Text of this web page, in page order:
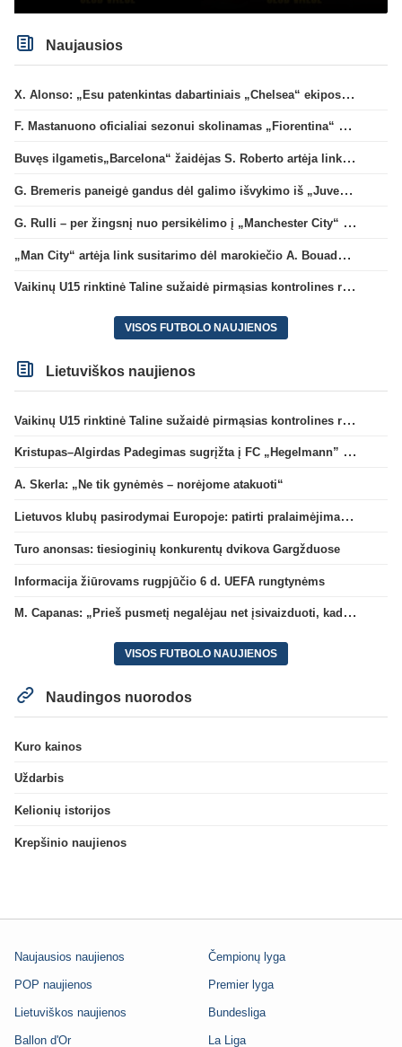
Naujausios
X. Alonso: „Esu patenkintas dabartiniais „Chelsea“ ekipos vartininkais“
F. Mastanuono oficialiai sezonui skolinamas „Fiorentina“ ekipai
Buvęs ilgametis„Barcelona“ žaidėjas S. Roberto artėja link persikėlimo į MLS
G. Bremeris paneigė gandus dėl galimo išvykimo iš „Juventus“ klubo
G. Rulli – per žingsnį nuo persikėlimo į „Manchester City“ klubą
„Man City“ artėja link susitarimo dėl marokiečio A. Bouaddi persikėlimo
Vaikinų U15 rinktinė Taline sužaidė pirmąsias kontrolines rungtynes
VISOS FUTBOLO NAUJIENOS
Lietuviškos naujienos
Vaikinų U15 rinktinė Taline sužaidė pirmąsias kontrolines rungtynes
Kristupas–Algirdas Padegimas sugrįžta į FC „Hegelmann” B sudėtį
A. Skerla: „Ne tik gynėmės – norėjome atakuoti“
Lietuvos klubų pasirodymai Europoje: patirti pralaimėjimai Kroatijos atstovams
Turo anonsas: tiesioginių konkurentų dvikova Gargžduose
Informacija žiūrovams rugpjūčio 6 d. UEFA rungtynėms
M. Capanas: „Prieš pusmetį negalėjau net įsivaizduoti, kad žaisime prieš „Hajduk“
VISOS FUTBOLO NAUJIENOS
Naudingos nuorodos
Kuro kainos
Uždarbis
Kelionių istorijos
Krepšinio naujienos
Naujausios naujienos
POP naujienos
Lietuviškos naujienos
Ballon d'Or
Čempionų lyga
Premier lyga
Bundesliga
La Liga